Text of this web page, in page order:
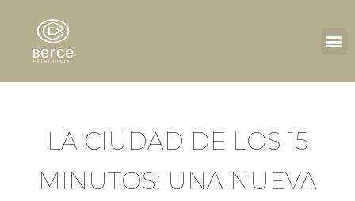
LA CIUDAD DE LOS 15
MINUTOS: UNA NUEVA